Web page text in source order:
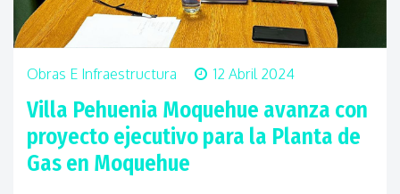
Obras E Infraestructura 12 Abril 2024
Villa Pehuenia Moquehue avanza con
proyecto ejecutivo para la Planta de
Gas en Moquehue